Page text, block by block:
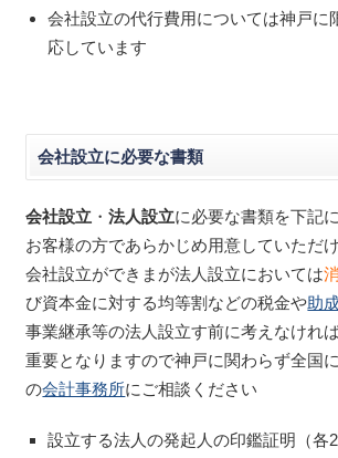
会社設立の代行費用については神戸に
応しています
会社設立に必要な書類
会社設立 ・法人設立に必要な書類を下記
お客様の方であらかじめ用意していただ
会社設立ができまが法人設立においては
び資本金に対する均等割などの税金や助
事業継承等の法人設立す前に考えなけれ
重要となりますので神戸に関わらず全国
の会計事務所にご相談ください
設立する法人の発起人の印鑑証明（各2